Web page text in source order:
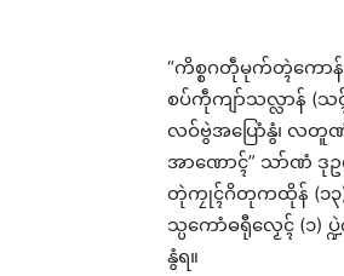
“ကိစ္စဂတဵုမုက်တ္ၚဲကေ
စပ်ကဵုကျာ်သလ္လာန် (
လဝ်ဗွဲအပြောံနွံ၊
အာဏောၚ်” သာ်ဏံ ဒုဥ
တုဲကၠုၚ်ဂိတုကထိုန် (၁၃)
သ္ပကောံဓရီုလၟေၚ် (၁)
နွံရ။